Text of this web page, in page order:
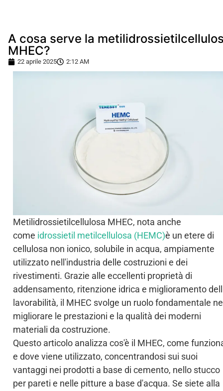
A cosa serve la
MHEC?
22 aprile 2025 2:12 AM
Metilidrossietilcellulosa MHEC, nota anche
come idrossietil metilcellulosa (HEMC)è un etere di
cellulosa non ionico, solubile in acqua, ampiamente
utilizzato nell'industria delle costruzioni e dei
rivestimenti. Grazie alle eccellenti proprietà di
addensamento, ritenzione idrica e miglioramento
lavorabilità, il MHEC svolge un ruolo fondamentale
migliorare le prestazioni e la qualità dei moderni
materiali da costruzione.
Questo articolo analizza cos'è il MHEC, come
e dove viene utilizzato, concentrandosi sui suoi
vantaggi nei prodotti a base di cemento, nello stucco
per pareti e nelle pitture a base d'acqua. Se siete alla